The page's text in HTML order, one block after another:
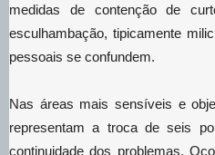
medidas de contenção de
esculhambação, tipicamente
pessoais se confundem.
Nas áreas mais sensíveis e
representam a troca de seis
continuidade dos problemas.